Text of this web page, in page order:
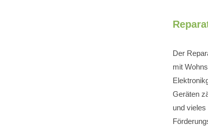
Der
mit
Geräten
und